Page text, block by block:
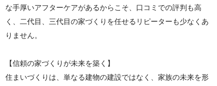
な手厚いアフターケアがあるからこそ、口コミでの評判も高
く、二代目、三代目の家づくりを任せるリピーターも少なくあ
りません。
【信頼の家づくりが未来を築く】
住まいづくりは、単なる建物の建設ではなく、家族の未来を形